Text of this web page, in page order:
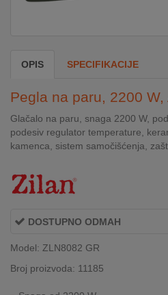
KLIMATIZACIJA
GAME
INTERNO
MOJ
OPIS SPECIFIKACIJE
Pegla na paru, 2200 W,
Glačalo na paru, snaga 2200 W,
podesiv regulator temperature,
kamenca, sistem samočišćenja,
DOSTUPNO ODMAH
Model: ZLN8082 GR
Broj proizvoda: 11185